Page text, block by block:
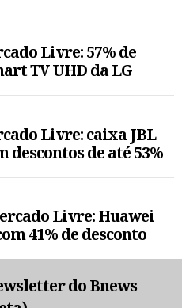
Livre: 57% de
TV UHD da LG
Livre: caixa JBL
descontos de até 53%
Livre: Huawei
41% de desconto
do Bnews